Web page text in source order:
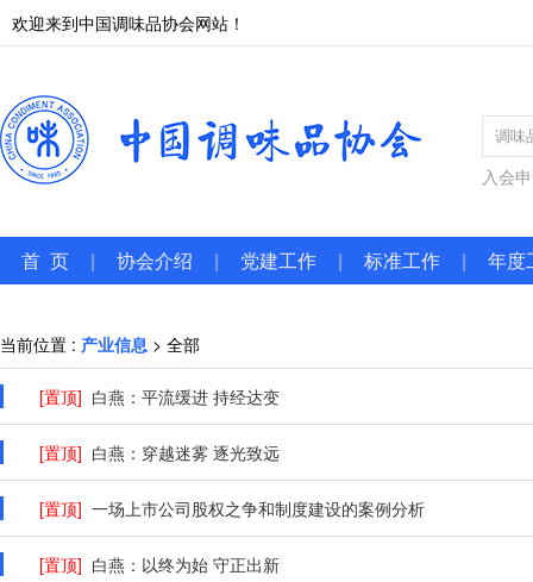
欢迎来到中国调味品协会网站！
入会
首 页 | 协会介绍 | 党建工作 | 标准工作 | 年度
当前位置 : 产业信息 > 全部
[置顶] 白燕：平流缓进 持经达变
[置顶] 白燕：穿越迷雾 逐光致远
[置顶] 一场上市公司股权之争和制度建设的案例分析
[置顶] 白燕：以终为始 守正出新